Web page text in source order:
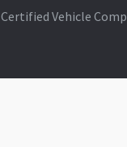
Certified Vehicle